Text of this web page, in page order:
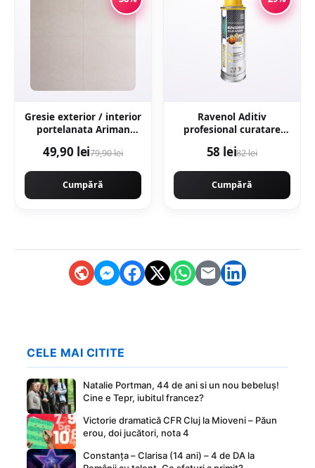
Gresie exterior / interior
portelanata Ariman
rectificata aspect
49,90 lei79,90 lei
Cumpără
Ravenol Aditiv
profesional curatare
300ML
58 lei82 lei
Cumpără
CELE MAI CITITE
Natalie Portman, 44 de ani si un nou bebeluș!
Cine e Tepr, iubitul francez?
Victorie dramatică CFR Cluj la Mioveni – Păun
erou, doi jucători, nota 4
Constanța – Clarisa (14 ani) – 4 de DA la